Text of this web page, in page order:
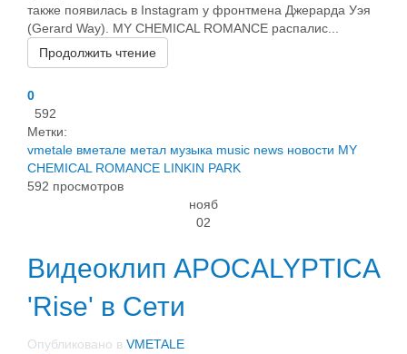
также появилась в Instagram у фронтмена Джерарда Уэя
(Gerard Way). MY CHEMICAL ROMANCE распалис...
Продолжить чтение
0
592
Метки:
vmetale вметале метал музыка music news новости MY
CHEMICAL ROMANCE LINKIN PARK
592 просмотров
нояб
02
Видеоклип APOCALYPTICA
'Rise' в Сети
Опубликовано в VMETALE